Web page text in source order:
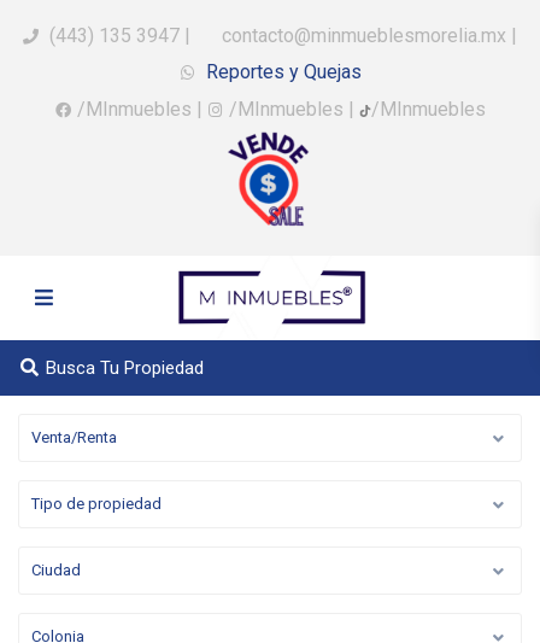
(443) 135 3947 | contacto@minmueblesmorelia.mx |
Reportes y Quejas
/MInmuebles | /MInmuebles | /MInmuebles
Busca Tu Propiedad
Venta/Renta
Tipo de propiedad
Ciudad
Colonia